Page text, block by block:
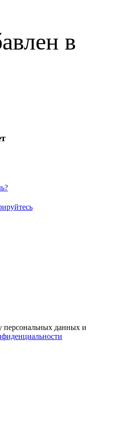
в
персональных данных и